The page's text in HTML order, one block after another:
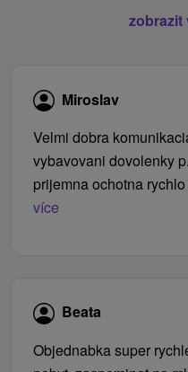
zobrazit
Miroslav
Velmi dobra
vybavovani dovolenky
prijemna ochotna
více
Beata
Objednabka super